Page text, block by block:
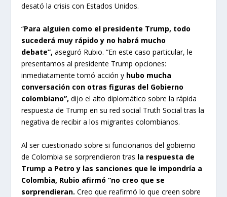
desató la crisis con Estados Unidos.
“Para alguien como el presidente Trump, todo
sucederá muy rápido y no habrá mucho
debate”, aseguró Rubio. “En este caso particular, le
presentamos al presidente Trump opciones:
inmediatamente tomó acción y hubo mucha
conversación con otras figuras del Gobierno
colombiano”,dijo el alto diplomático sobre la rápida
respuesta de Trump en su red social Truth Social tras la
negativa de recibir a los migrantes colombianos.
Al ser cuestionado sobre si funcionarios del gobierno
de Colombia se sorprendieron tras la respuesta de
Trump a Petro y las sanciones que le impondría a
Colombia, Rubio afirmó “no creo que se
sorprendieran.Creo que reafirmó lo que creen sobre